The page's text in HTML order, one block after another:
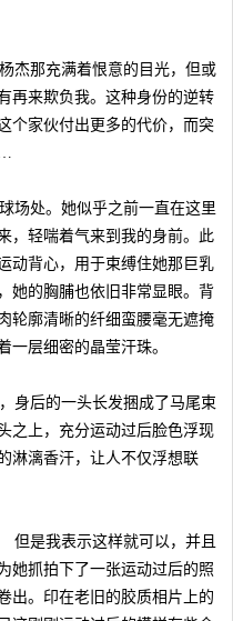
杰那充满着恨意的目光，但或
再来欺负我。这种身份的逆转
个家伙付出更多的代价，而突
场处。她似乎之前一直在这里
，轻喘着气来到我的身前。此
动背心，用于束缚住她那巨乳
她的胸脯也依旧非常显眼。背
轮廓清晰的纤细蛮腰毫无遮掩
一层细密的晶莹汗珠。
身后的一头长发捆成了马尾束
之上，充分运动过后脸色浮现
淋漓香汗，让人不仅浮想联
是我表示这样就可以，并且
她抓拍下了一张运动过后的照
出。印在老旧的胶质相片上的